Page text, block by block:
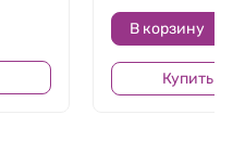
В корзину
Купить в